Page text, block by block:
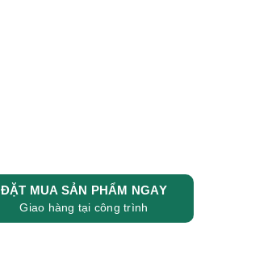
ĐẶT MUA SẢN PHẨM NGAY
Giao hàng tại công trình